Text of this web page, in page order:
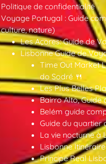
Politique de confidentialité
Voyage Portugal : Guide
culture, nature)
Les Açores: Guide de
Lisbonne Guide de
Time Out Market
do Sodré 🍴
Les Plus Belles
Bairro Alto, Guide
Belém guide
Guide du quartier
La vie nocturne à
Lisbonne
Príncipe Real